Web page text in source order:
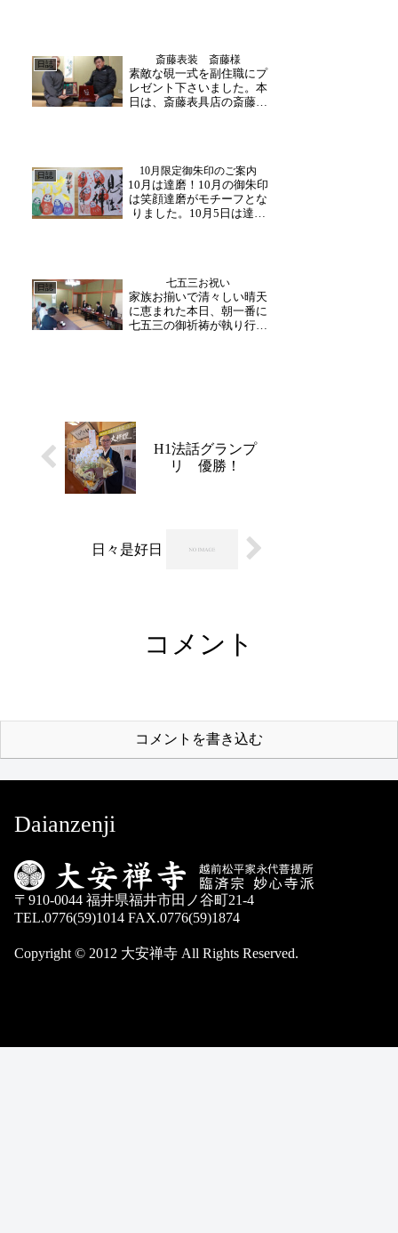
㈱ 会長ご来山そして、現
在修理工事を担当して下さ
っている松浦建設株式会
社...
日誌 斎藤表装 斎藤様
素敵な硯一式を副住職にプ
レゼント下さいました。本
日は、斎藤表具店の斎藤様
齊藤様は、先代実道和尚様
の代より、お世話になって
いる表装屋さんです。こ
の...
日誌 10月限定御朱印のご案内
10月は達磨！10月の御朱印
は笑顔達磨がモチーフとな
りました。10月5日は達磨
をモチーフにしております
が、よく見ると顔の表情が
違います。ぜひご...
日誌 七五三お祝い
家族お揃いで清々しい晴天
に恵まれた本日、朝一番に
七五三の御祈祷が執り行わ
H1法話グランプ
リ 優勝！
日々是好日
コメント
コメントを書き込む
Daianzenji
〒910-0044 福井県福井市田ノ谷町21-4
TEL.0776(59)1014 FAX.0776(59)1874
Copyright © 2012 大安禅寺 All Rights Reserved.